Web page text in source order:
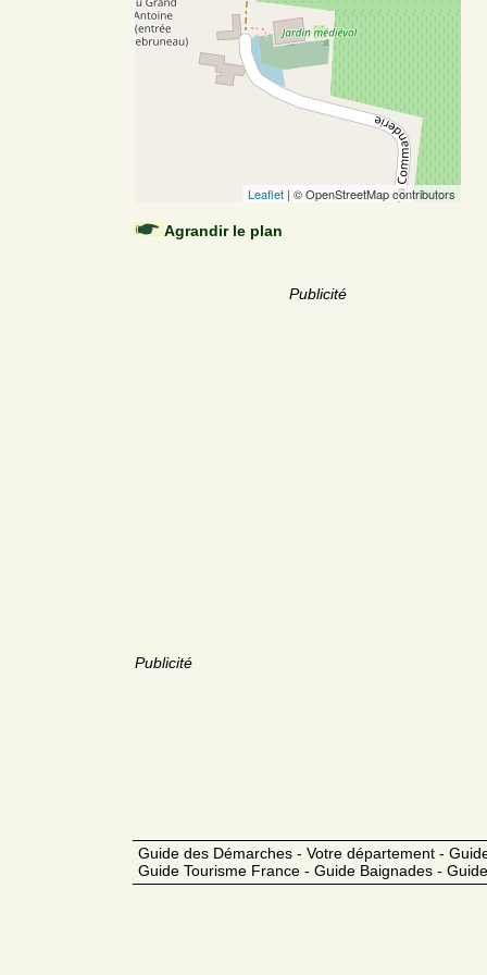
Leaflet | © OpenStreetMap contributors
Agrandir le plan
Publicité
Publicité
Guide des Démarches - Votre département -
Guide Tourisme France - Guide Baignades -